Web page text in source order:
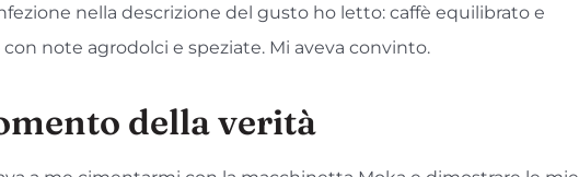
nella descrizione del gusto ho letto: caffè equilibrato e
note agrodolci e speziate. Mi aveva convinto.
della verità